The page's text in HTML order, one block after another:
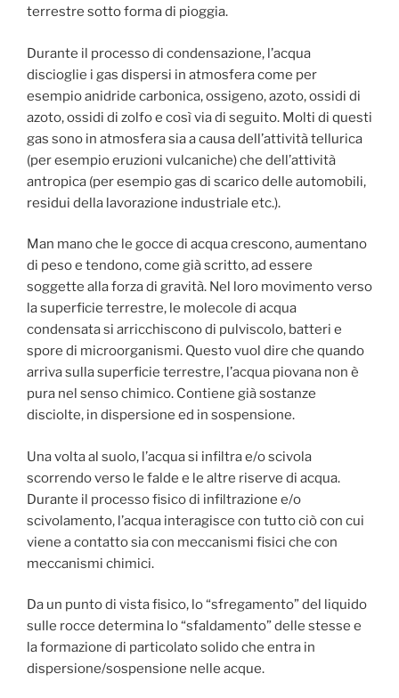
terrestre sotto forma di pioggia.
Durante il processo di condensazione, l’acqua
discioglie i gas dispersi in atmosfera come per
esempio anidride carbonica, ossigeno, azoto, ossidi di
azoto, ossidi di zolfo e così via di seguito. Molti di questi
gas sono in atmosfera sia a causa dell’attività tellurica
(per esempio eruzioni vulcaniche) che dell’attività
antropica (per esempio gas di scarico delle automobili,
residui della lavorazione industriale etc.).
Man mano che le gocce di acqua crescono, aumentano
di peso e tendono, come già scritto, ad essere
soggette alla forza di gravità. Nel loro movimento verso
la superficie terrestre, le molecole di acqua
condensata si arricchiscono di pulviscolo, batteri e
spore di microorganismi. Questo vuol dire che quando
arriva sulla superficie terrestre, l’acqua piovana non è
pura nel senso chimico. Contiene già sostanze
disciolte, in dispersione ed in sospensione.
Una volta al suolo, l’acqua si infiltra e/o scivola
scorrendo verso le falde e le altre riserve di acqua.
Durante il processo fisico di infiltrazione e/o
scivolamento, l’acqua interagisce con tutto ciò con cui
viene a contatto sia con meccanismi fisici che con
meccanismi chimici.
Da un punto di vista fisico, lo “sfregamento” del liquido
sulle rocce determina lo “sfaldamento” delle stesse e
la formazione di particolato solido che entra in
dispersione/sospensione nelle acque.